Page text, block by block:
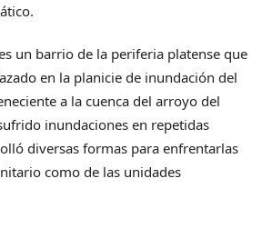
un barrio de la periferia platense que
en la planicie de inundación del
a la cuenca del arroyo del
inundaciones en repetidas
diversas formas para enfrentarlas
como de las unidades